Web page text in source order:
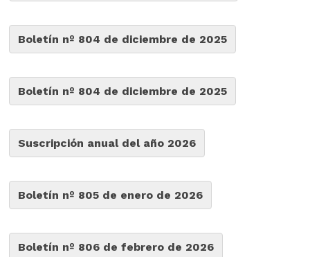
Boletín nº 804 de diciembre de 2025
Boletín nº 804 de diciembre de 2025
Suscripción anual del año 2026
Boletín nº 805 de enero de 2026
Boletín nº 806 de febrero de 2026